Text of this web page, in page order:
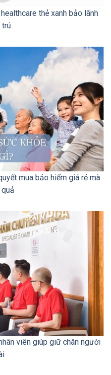
thẻ xanh bảo lãnh
trú
mua bảo hiểm giá rẻ mà
viên giúp giữ chân người